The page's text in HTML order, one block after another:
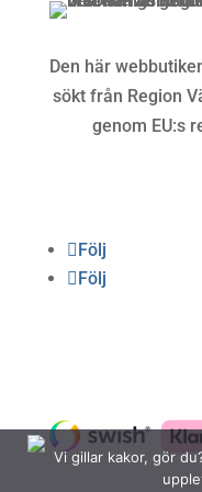
Den här
sökt från Region
genom EU:s
Följ
Följ
Vi gillar kakor, gör